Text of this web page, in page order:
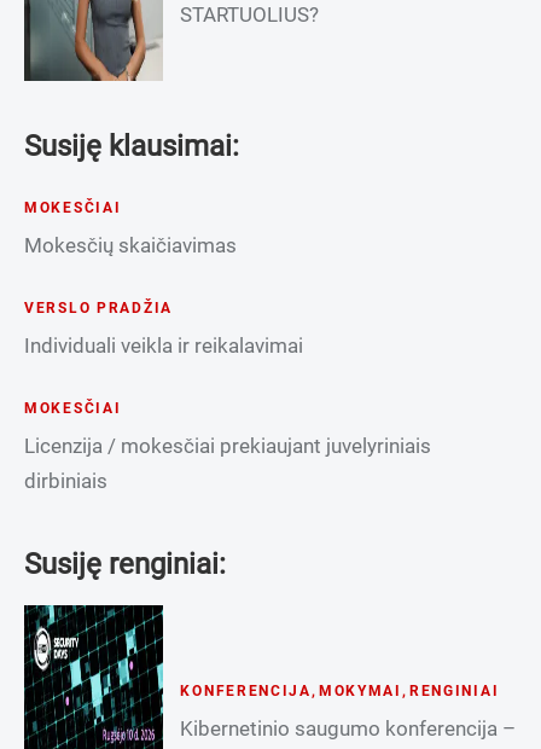
STARTUOLIUS?
Susiję klausimai:
MOKESČIAI
Mokesčių skaičiavimas
VERSLO PRADŽIA
Individuali veikla ir reikalavimai
MOKESČIAI
Licenzija / mokesčiai prekiaujant juvelyriniais
dirbiniais
Susiję renginiai:
KONFERENCIJA , MOKYMAI , RENGINIAI
Kibernetinio saugumo konferencija –